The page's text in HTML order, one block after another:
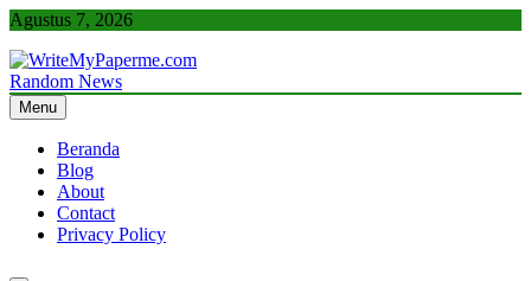
Skip
content
Agustus 7, 2026
WriteMyPaperme.com
Bisnis, Kuliner, Teknologi
Random News
Menu
Beranda
Blog
About
Contact
Privacy Policy